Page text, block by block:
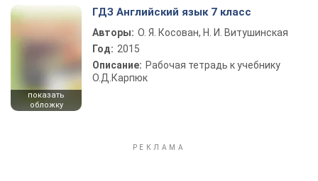
показать
обложку
ГДЗ Английский язык 7 класс
Авторы: О. Я. Косован, Н. И. Витушинская
Год: 2015
Описание: Рабочая тетрадь к учебнику
О.Д.Карпюк